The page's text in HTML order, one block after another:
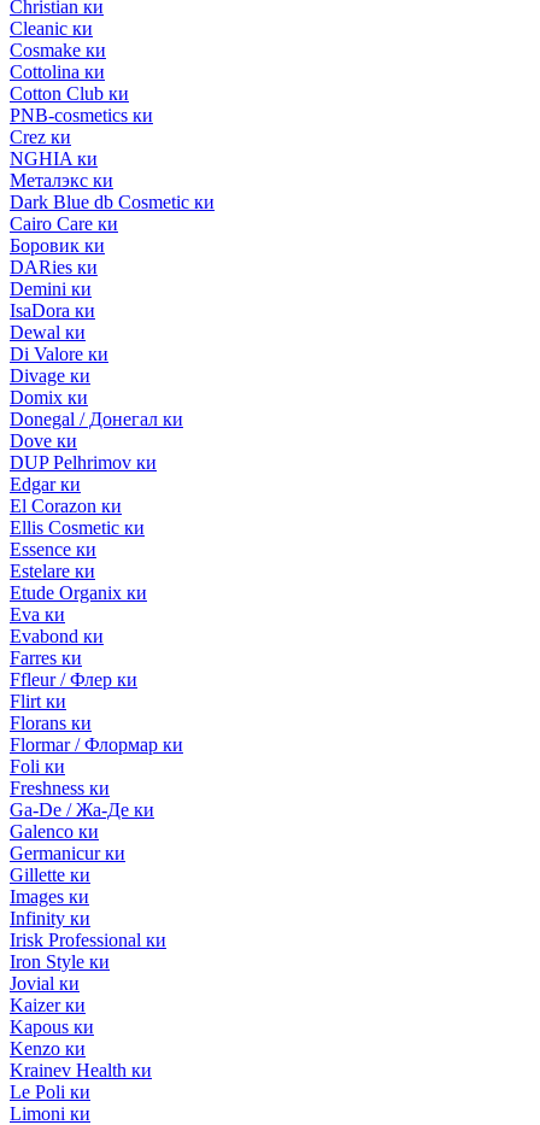
Christian ки
Cleanic ки
Cosmake ки
Cottolina ки
Cotton Club ки
PNB-cosmetics ки
Crez ки
NGHIA ки
Металэкс ки
Dark Blue db Cosmetic ки
Cairo Care ки
Боровик ки
DARies ки
Demini ки
IsaDora ки
Dewal ки
Di Valore ки
Divage ки
Domix ки
Donegal / Донегал ки
Dove ки
DUP Pelhrimov ки
Edgar ки
El Corazon ки
Ellis Cosmetic ки
Essence ки
Estelare ки
Etude Organix ки
Eva ки
Evabond ки
Farres ки
Ffleur / Флер ки
Flirt ки
Florans ки
Flormar / Флормар ки
Foli ки
Freshness ки
Ga-De / Жа-Де ки
Galenco ки
Germanicur ки
Gillette ки
Images ки
Infinity ки
Irisk Professional ки
Iron Style ки
Jovial ки
Kaizer ки
Kapous ки
Kenzo ки
Krainev Health ки
Le Poli ки
Limoni ки